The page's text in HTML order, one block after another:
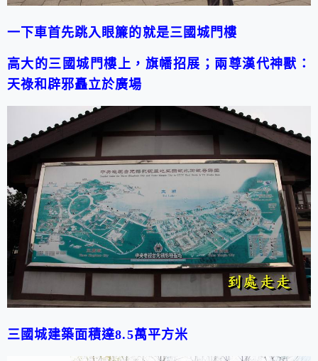
一下車首先跳入眼簾的就是三國城門樓
高大的三國城門樓上，旗幡招展；兩尊漢代神獸：
天祿和辟邪矗立於廣場
三國城建築面積達8.5萬平方米